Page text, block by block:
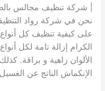
| شركة تنظيف مجالس
نحن في شركة رواد
على كيفية تنظيف كل أنواع
الكرام إزالة تامة لكل
الألوان زاهية و براقة.
الإنكماش الناتج عن